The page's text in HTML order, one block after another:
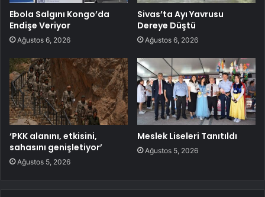
Ebola Salgını Kongo’da
Endişe Veriyor
Ağustos 6, 2026
Sivas’ta Ayı Yavrusu
Dereye Düştü
Ağustos 6, 2026
‘PKK alanını, etkisini,
sahasını genişletiyor’
Ağustos 5, 2026
Meslek Liseleri Tanıtıldı
Ağustos 5, 2026